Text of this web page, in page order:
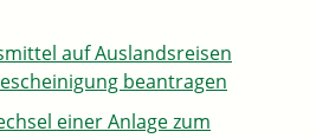
auf Auslandsreisen
beantragen
einer Anlage zum